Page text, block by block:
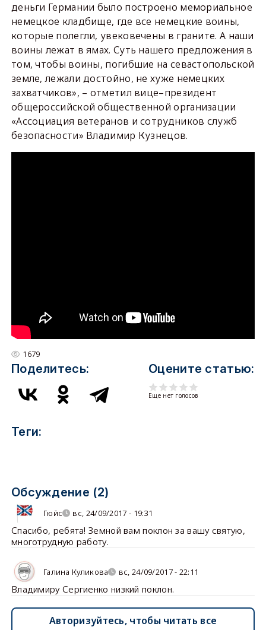
деньги Германии было построено мемориальное
немецкое кладбище, где все немецкие воины,
которые полегли, увековечены в граните. А наши
воины лежат в ямах. Суть нашего предложения в
том, чтобы воины, погибшие на севастопольской
земле, лежали достойно, не хуже немецких
захватчиков», – отметил вице–президент
общероссийской общественной организации
«Ассоциация ветеранов и сотрудников служб
безопасности» Владимир Кузнецов.
1679
Поделитесь: Оцените статью:
Еще нет голосов
Теги:
Обсуждение (2)
Гюйс вс, 24/09/2017 - 19:31
Спасибо, ребята! Земной вам поклон за вашу святую,
многотрудную работу.
Галина Куликова вс, 24/09/2017 - 22:11
Владимиру Сергиенко низкий поклон.
Авторизуйтесь, чтобы читать все